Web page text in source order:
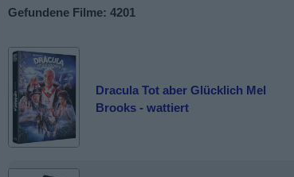
Gefundene Filme: 4201
Dracula Tot aber Glücklich Mel
Brooks - wattiert